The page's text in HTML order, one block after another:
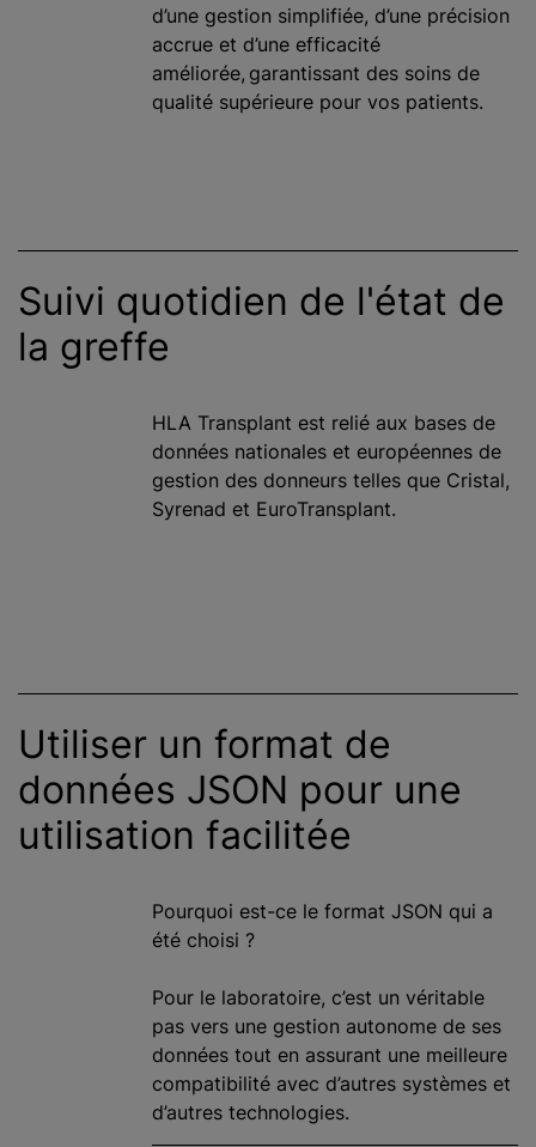
d’une gestion simplifiée, d’une précision
accrue et d’une efficacité
améliorée, garantissant des soins de
qualité supérieure pour vos patients.
Suivi quotidien de l'état de
la greffe
HLA Transplant est relié aux bases de
données nationales et européennes de
gestion des donneurs telles que Cristal,
Syrenad et EuroTransplant.
Utiliser un format de
données JSON pour une
utilisation facilitée
Pourquoi est-ce le format JSON qui a
été choisi ?
Pour le laboratoire, c’est un véritable
pas vers une gestion autonome de ses
données tout en assurant une meilleure
compatibilité avec d’autres systèmes et
d’autres technologies.